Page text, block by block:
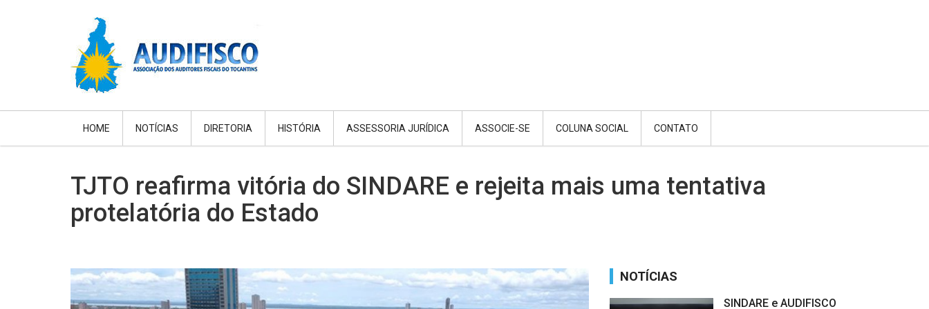
HOME NOTÍCIAS DIRETORIA HISTÓRIA ASSESSORIA JURÍDICA ASSOCIE-SE COLUNA SOCIAL CONTATO
TJTO reafirma vitória do SINDARE e rejeita mais uma tentativa
protelatória do Estado
NOTÍCIAS
SINDARE e AUDIFISCO